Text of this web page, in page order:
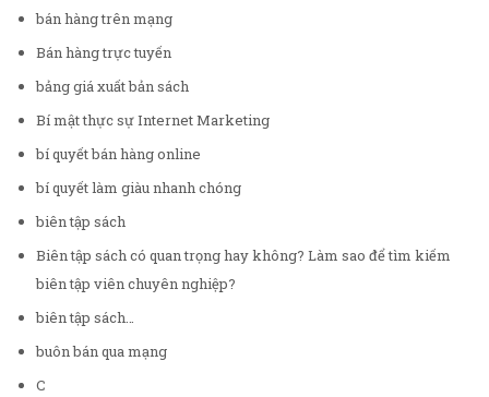
bán hàng trên mạng
Bán hàng trực tuyến
bảng giá xuất bản sách
Bí mật thực sự Internet Marketing
bí quyết bán hàng online
bí quyết làm giàu nhanh chóng
biên tập sách
Biên tập sách có quan trọng hay không? Làm sao để tìm kiếm
biên tập viên chuyên nghiệp?
biên tập sách…
buôn bán qua mạng
C